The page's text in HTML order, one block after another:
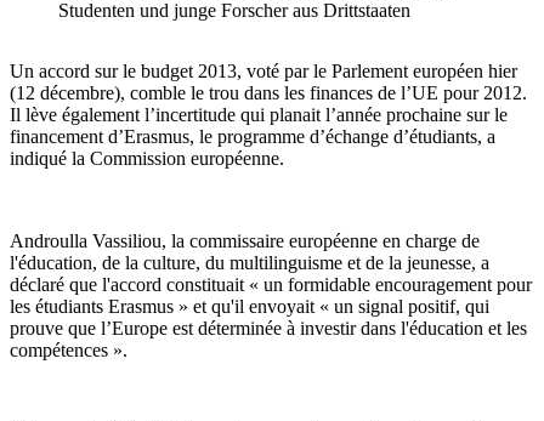
Studenten und junge Forscher aus Drittstaaten
Un accord sur le budget 2013, voté par le Parlement européen hier
(12 décembre), comble le trou dans les finances de l’UE pour 2012.
Il lève également l’incertitude qui planait l’année prochaine sur le
financement d’Erasmus, le programme d’échange d’étudiants, a
indiqué la Commission européenne.
Androulla Vassiliou, la commissaire européenne en charge de
l'éducation, de la culture, du multilinguisme et de la jeunesse, a
déclaré que l'accord constituait « un formidable encouragement pour
les étudiants Erasmus » et qu'il envoyait « un signal positif, qui
prouve que l’Europe est déterminée à investir dans l'éducation et les
compétences ».